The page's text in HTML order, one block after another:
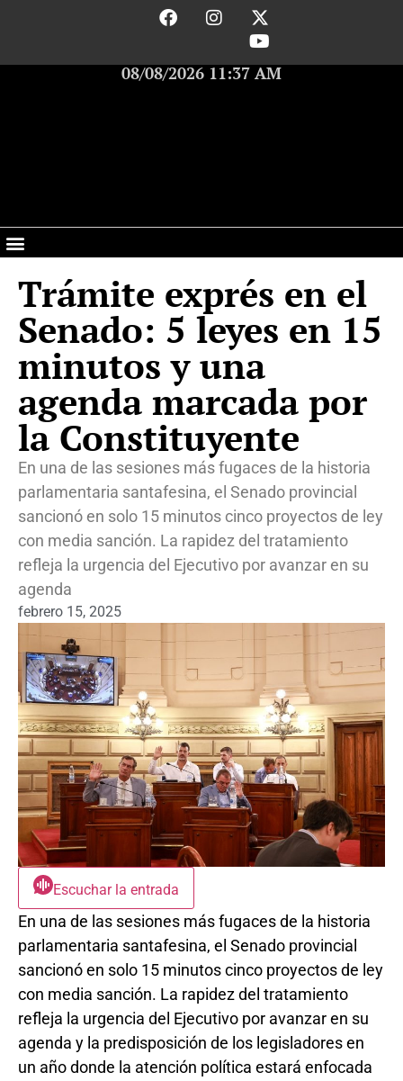
08/08/2026 11:37 AM
Trámite exprés en el
Senado: 5 leyes en 15
minutos y una
agenda marcada por
la Constituyente
En una de las sesiones más fugaces de la historia
parlamentaria santafesina, el Senado provincial
sancionó en solo 15 minutos cinco proyectos de ley
con media sanción. La rapidez del tratamiento
refleja la urgencia del Ejecutivo por avanzar en su
agenda
febrero 15, 2025
Escuchar la entrada
En una de las sesiones más fugaces de la historia
parlamentaria santafesina, el Senado provincial
sancionó en solo 15 minutos cinco proyectos de ley
con media sanción. La rapidez del tratamiento
refleja la urgencia del Ejecutivo por avanzar en su
agenda y la predisposición de los legisladores en
un año donde la atención política estará enfocada